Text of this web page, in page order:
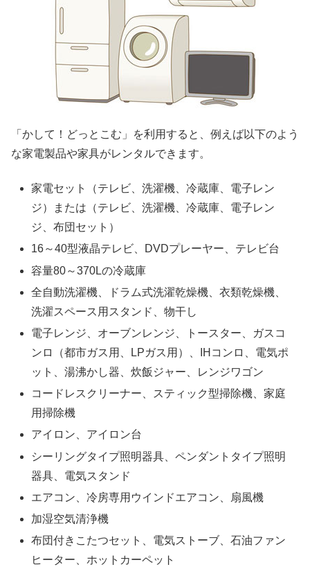
「かして！どっとこむ」を利用すると、例えば以下のよう
な家電製品や家具がレンタルできます。
家電セット（テレビ、洗濯機、冷蔵庫、電子レン
ジ）または（テレビ、洗濯機、冷蔵庫、電子レン
ジ、布団セット）
16～40型液晶テレビ、DVDプレーヤー、テレビ台
容量80～370Lの冷蔵庫
全自動洗濯機、ドラム式洗濯乾燥機、衣類乾燥機、
洗濯スペース用スタンド、物干し
電子レンジ、オーブンレンジ、トースター、ガスコ
ンロ（都市ガス用、LPガス用）、IHコンロ、電気ポ
ット、湯沸かし器、炊飯ジャー、レンジワゴン
コードレスクリーナー、スティック型掃除機、家庭
用掃除機
アイロン、アイロン台
シーリングタイプ照明器具、ペンダントタイプ照明
器具、電気スタンド
エアコン、冷房専用ウインドエアコン、扇風機
加湿空気清浄機
布団付きこたつセット、電気ストーブ、石油ファン
ヒーター、ホットカーペット